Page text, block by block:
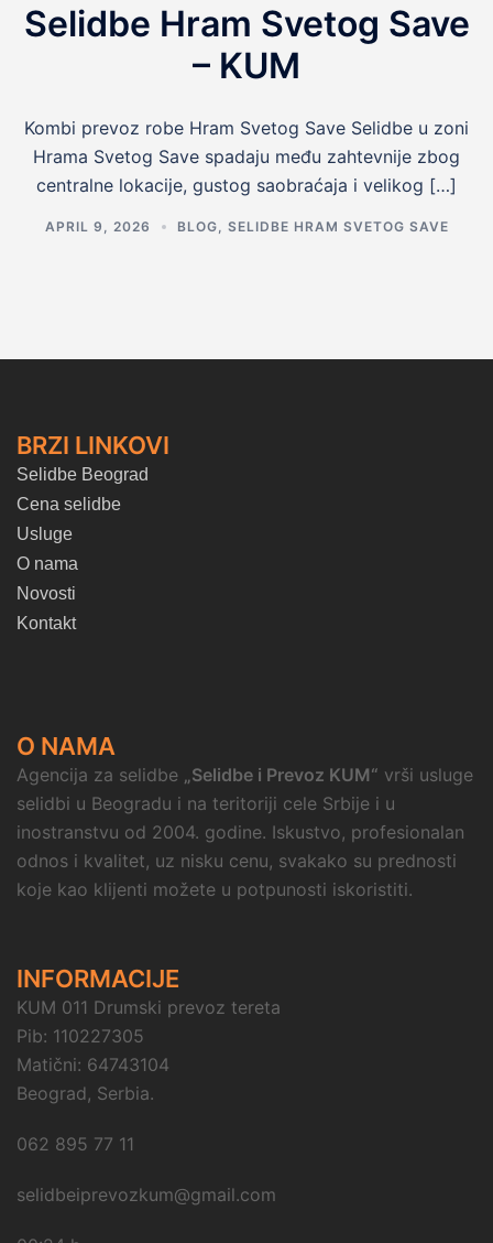
Selidbe Hram Svetog Save
– KUM
Kombi prevoz robe Hram Svetog Save Selidbe u zoni
Hrama Svetog Save spadaju među zahtevnije zbog
centralne lokacije, gustog saobraćaja i velikog […]
APRIL 9, 2026 BLOG SELIDBE HRAM SVETOG SAVE
BRZI LINKOVI
Selidbe Beograd
Cena selidbe
Usluge
O nama
Novosti
Kontakt
O NAMA
Agencija za selidbe „Selidbe i Prevoz KUM“ vrši usluge
selidbi u Beogradu i na teritoriji cele Srbije i u
inostranstvu od 2004. godine. Iskustvo, profesionalan
odnos i kvalitet, uz nisku cenu, svakako su prednosti
koje kao klijenti možete u potpunosti iskoristiti.
INFORMACIJE
KUM 011 Drumski prevoz tereta
Pib: 110227305
Matični: 64743104
Beograd, Serbia.
062 895 77 11
selidbeiprevozkum@gmail.com